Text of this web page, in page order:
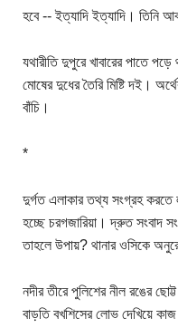
হবে -- ইত্যাদি ইত্যাদি। তিনি
যথারীতি দুপুরে খাবারের পাতে
মোষের দুধের তৈরি মিষ্টি দই।
বাঁচি।
*
দুর্গত এলাকার তথ্য সংগ্রহ করতে
হচ্ছে চরগজারিয়া। দ্রুত সংবাদ
তাহলে উপায়? থানার ওসিকে
নদীর তীরে পুলিশের নীল রঙের
বাড়তি বখশিসের লোভ দেখিয়ে